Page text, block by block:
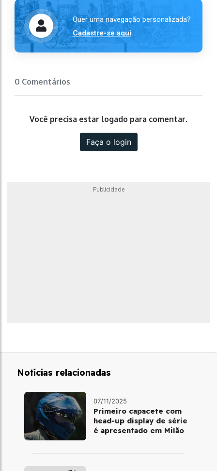
Quer uma navegação personalizada?
Cadastre-se aqui
0 Comentários
Você precisa estar logado para comentar.
Faça o login
Publicidade
Notícias relacionadas
07/11/2025
Primeiro capacete com
head‑up display de série
é apresentado em Milão